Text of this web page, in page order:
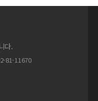
다.
81-11670